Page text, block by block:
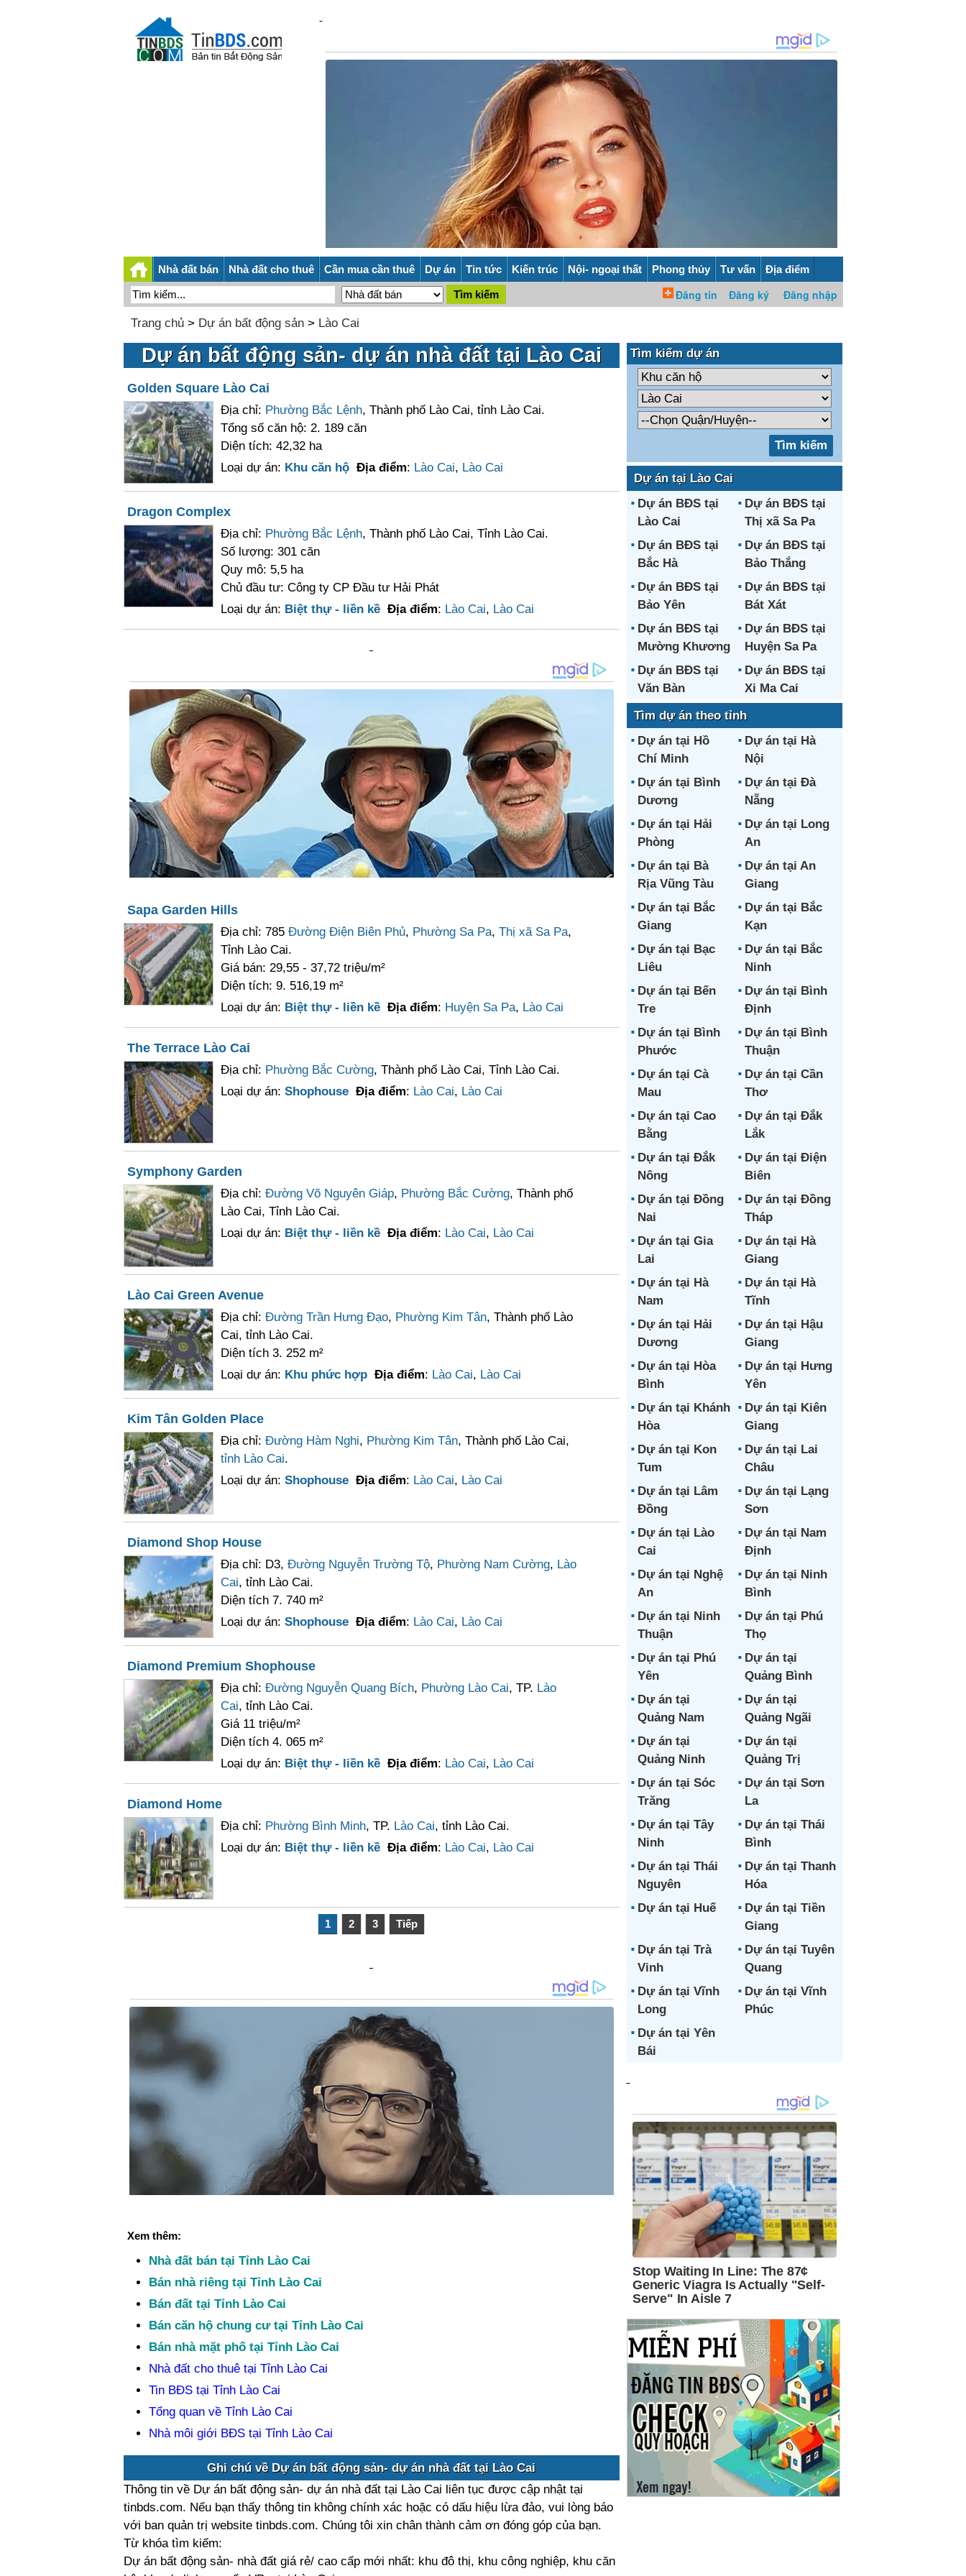
Nhà đất bán Nhà đất cho thuê Cần mua cần thuê Dự án Tin tức Kiến trúc Nội- ngoại thất Phong thủy Tư vấn Địa điểm
Trang chủ> Dự án bất động sản> Lào Cai
Dự án bất động sản- dự án nhà đất tại Lào Cai
Golden Square Lào Cai
Địa chỉ: Phường Bắc Lệnh, Thành phố Lào Cai, tỉnh Lào Cai.
Tổng số căn hộ: 2. 189 căn
Diện tích: 42,32 ha
Loại dự án: Khu căn hộ Địa điểm: Lào Cai, Lào Cai
Dragon Complex
Địa chỉ: Phường Bắc Lệnh, Thành phố Lào Cai, Tỉnh Lào Cai.
Số lượng: 301 căn
Quy mô: 5,5 ha
Chủ đầu tư: Công ty CP Đầu tư Hải Phát
Loại dự án: Biệt thự - liền kề Địa điểm: Lào Cai, Lào Cai
Sapa Garden Hills
Địa chỉ: 785 Đường Điện Biên Phủ, Phường Sa Pa, Thị xã Sa Pa,
Tỉnh Lào Cai.
Giá bán: 29,55 - 37,72 triệu/m²
Diện tích: 9. 516,19 m²
Loại dự án: Biệt thự - liền kề Địa điểm: Huyện Sa Pa, Lào Cai
The Terrace Lào Cai
Địa chỉ: Phường Bắc Cường, Thành phố Lào Cai, Tỉnh Lào Cai.
Loại dự án: Shophouse Địa điểm: Lào Cai, Lào Cai
Symphony Garden
Địa chỉ: Đường Võ Nguyên Giáp, Phường Bắc Cường, Thành phố
Lào Cai, Tỉnh Lào Cai.
Loại dự án: Biệt thự - liền kề Địa điểm: Lào Cai, Lào Cai
Lào Cai Green Avenue
Địa chỉ: Đường Trần Hưng Đạo, Phường Kim Tân, Thành phố Lào
Cai, tỉnh Lào Cai.
Diện tích 3. 252 m²
Loại dự án: Khu phức hợp Địa điểm: Lào Cai, Lào Cai
Kim Tân Golden Place
Địa chỉ: Đường Hàm Nghi, Phường Kim Tân, Thành phố Lào Cai,
tỉnh Lào Cai.
Loại dự án: Shophouse Địa điểm: Lào Cai, Lào Cai
Diamond Shop House
Địa chỉ: D3, Đường Nguyễn Trường Tộ, Phường Nam Cường, Lào
Cai, tỉnh Lào Cai.
Diện tích 7. 740 m²
Loại dự án: Shophouse Địa điểm: Lào Cai, Lào Cai
Diamond Premium Shophouse
Địa chỉ: Đường Nguyễn Quang Bích, Phường Lào Cai, TP. Lào
Cai, tỉnh Lào Cai.
Giá 11 triệu/m²
Diện tích 4. 065 m²
Loại dự án: Biệt thự - liền kề Địa điểm: Lào Cai, Lào Cai
Diamond Home
Địa chỉ: Phường Bình Minh, TP. Lào Cai, tỉnh Lào Cai.
Loại dự án: Biệt thự - liền kề Địa điểm: Lào Cai, Lào Cai
1 2 3 Tiếp
Xem thêm:
Nhà đất bán tại Tỉnh Lào Cai
Bán nhà riêng tại Tỉnh Lào Cai
Bán đất tại Tỉnh Lào Cai
Bán căn hộ chung cư tại Tỉnh Lào Cai
Bán nhà mặt phố tại Tỉnh Lào Cai
Nhà đất cho thuê tại Tỉnh Lào Cai
Tin BĐS tại Tỉnh Lào Cai
Tổng quan về Tỉnh Lào Cai
Nhà môi giới BĐS tại Tỉnh Lào Cai
Ghi chú về Dự án bất động sản- dự án nhà đất tại Lào Cai
Thông tin về Dự án bất động sản- dự án nhà đất tại Lào Cai liên tục được cập nhật tại
tinbds.com. Nếu bạn thấy thông tin không chính xác hoặc có dấu hiệu lừa đảo, vui lòng báo
với ban quản trị website tinbds.com. Chúng tôi xin chân thành cảm ơn đóng góp của bạn.
Từ khóa tìm kiếm:
Dự án bất động sản- nhà đất giá rẻ/ cao cấp mới nhất: khu đô thị, khu công nghiệp, khu căn
Tìm kiếm dự án
Dự án tại Lào Cai
Dự án BĐS tại
Lào Cai
Dự án BĐS tại
Thị xã Sa Pa
Dự án BĐS tại
Bắc Hà
Dự án BĐS tại
Bảo Thắng
Dự án BĐS tại
Bảo Yên
Dự án BĐS tại
Bát Xát
Dự án BĐS tại
Mường Khương
Dự án BĐS tại
Huyện Sa Pa
Dự án BĐS tại
Văn Bàn
Dự án BĐS tại
Xi Ma Cai
Tìm dự án theo tỉnh
Dự án tại Hồ
Chí Minh
Dự án tại Hà
Nội
Dự án tại Bình
Dương
Dự án tại Đà
Nẵng
Dự án tại Hải
Phòng
Dự án tại Long
An
Dự án tại Bà
Rịa Vũng Tàu
Dự án tại An
Giang
Dự án tại Bắc
Giang
Dự án tại Bắc
Kạn
Dự án tại Bạc
Liêu
Dự án tại Bắc
Ninh
Dự án tại Bến
Tre
Dự án tại Bình
Định
Dự án tại Bình
Phước
Dự án tại Bình
Thuận
Dự án tại Cà
Mau
Dự án tại Cần
Thơ
Dự án tại Cao
Bằng
Dự án tại Đắk
Lắk
Dự án tại Đắk
Nông
Dự án tại Điện
Biên
Dự án tại Đồng
Nai
Dự án tại Đồng
Tháp
Dự án tại Gia
Lai
Dự án tại Hà
Giang
Dự án tại Hà
Nam
Dự án tại Hà
Tĩnh
Dự án tại Hải
Dương
Dự án tại Hậu
Giang
Dự án tại Hòa
Bình
Dự án tại Hưng
Yên
Dự án tại Khánh
Hòa
Dự án tại Kiên
Giang
Dự án tại Kon
Tum
Dự án tại Lai
Châu
Dự án tại Lâm
Đồng
Dự án tại Lạng
Sơn
Dự án tại Lào
Cai
Dự án tại Nam
Định
Dự án tại Nghệ
An
Dự án tại Ninh
Bình
Dự án tại Ninh
Thuận
Dự án tại Phú
Thọ
Dự án tại Phú
Yên
Dự án tại
Quảng Bình
Dự án tại
Quảng Nam
Dự án tại
Quảng Ngãi
Dự án tại
Quảng Ninh
Dự án tại
Quảng Trị
Dự án tại Sóc
Trăng
Dự án tại Sơn
La
Dự án tại Tây
Ninh
Dự án tại Thái
Bình
Dự án tại Thái
Nguyên
Dự án tại Thanh
Hóa
Dự án tại Huế
Dự án tại Tiền
Giang
Dự án tại Trà
Vinh
Dự án tại Tuyên
Quang
Dự án tại Vĩnh
Long
Dự án tại Vĩnh
Phúc
Dự án tại Yên
Bái